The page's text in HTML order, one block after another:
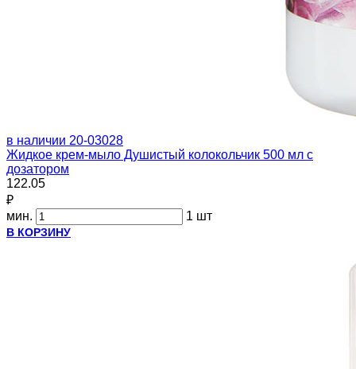
в наличии 20-03028
Жидкое крем-мыло Душистый колокольчик 500 мл с
дозатором
122.05
₽
мин.
1 шт
В КОРЗИНУ